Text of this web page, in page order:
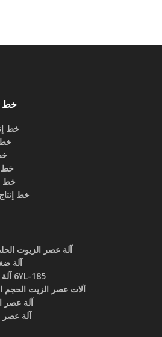
خط
خط
خط
خط
خط
خط
آلة عصر الزيوت
آلة
6YL-185 آلة عصر الزيت الحلزوني
آلات عصر الزيت الحجم
آلة عصر
آلة عصر